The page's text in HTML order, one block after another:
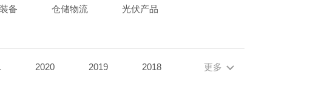
备 仓储物流 光伏产品
2020 2019 2018 更多